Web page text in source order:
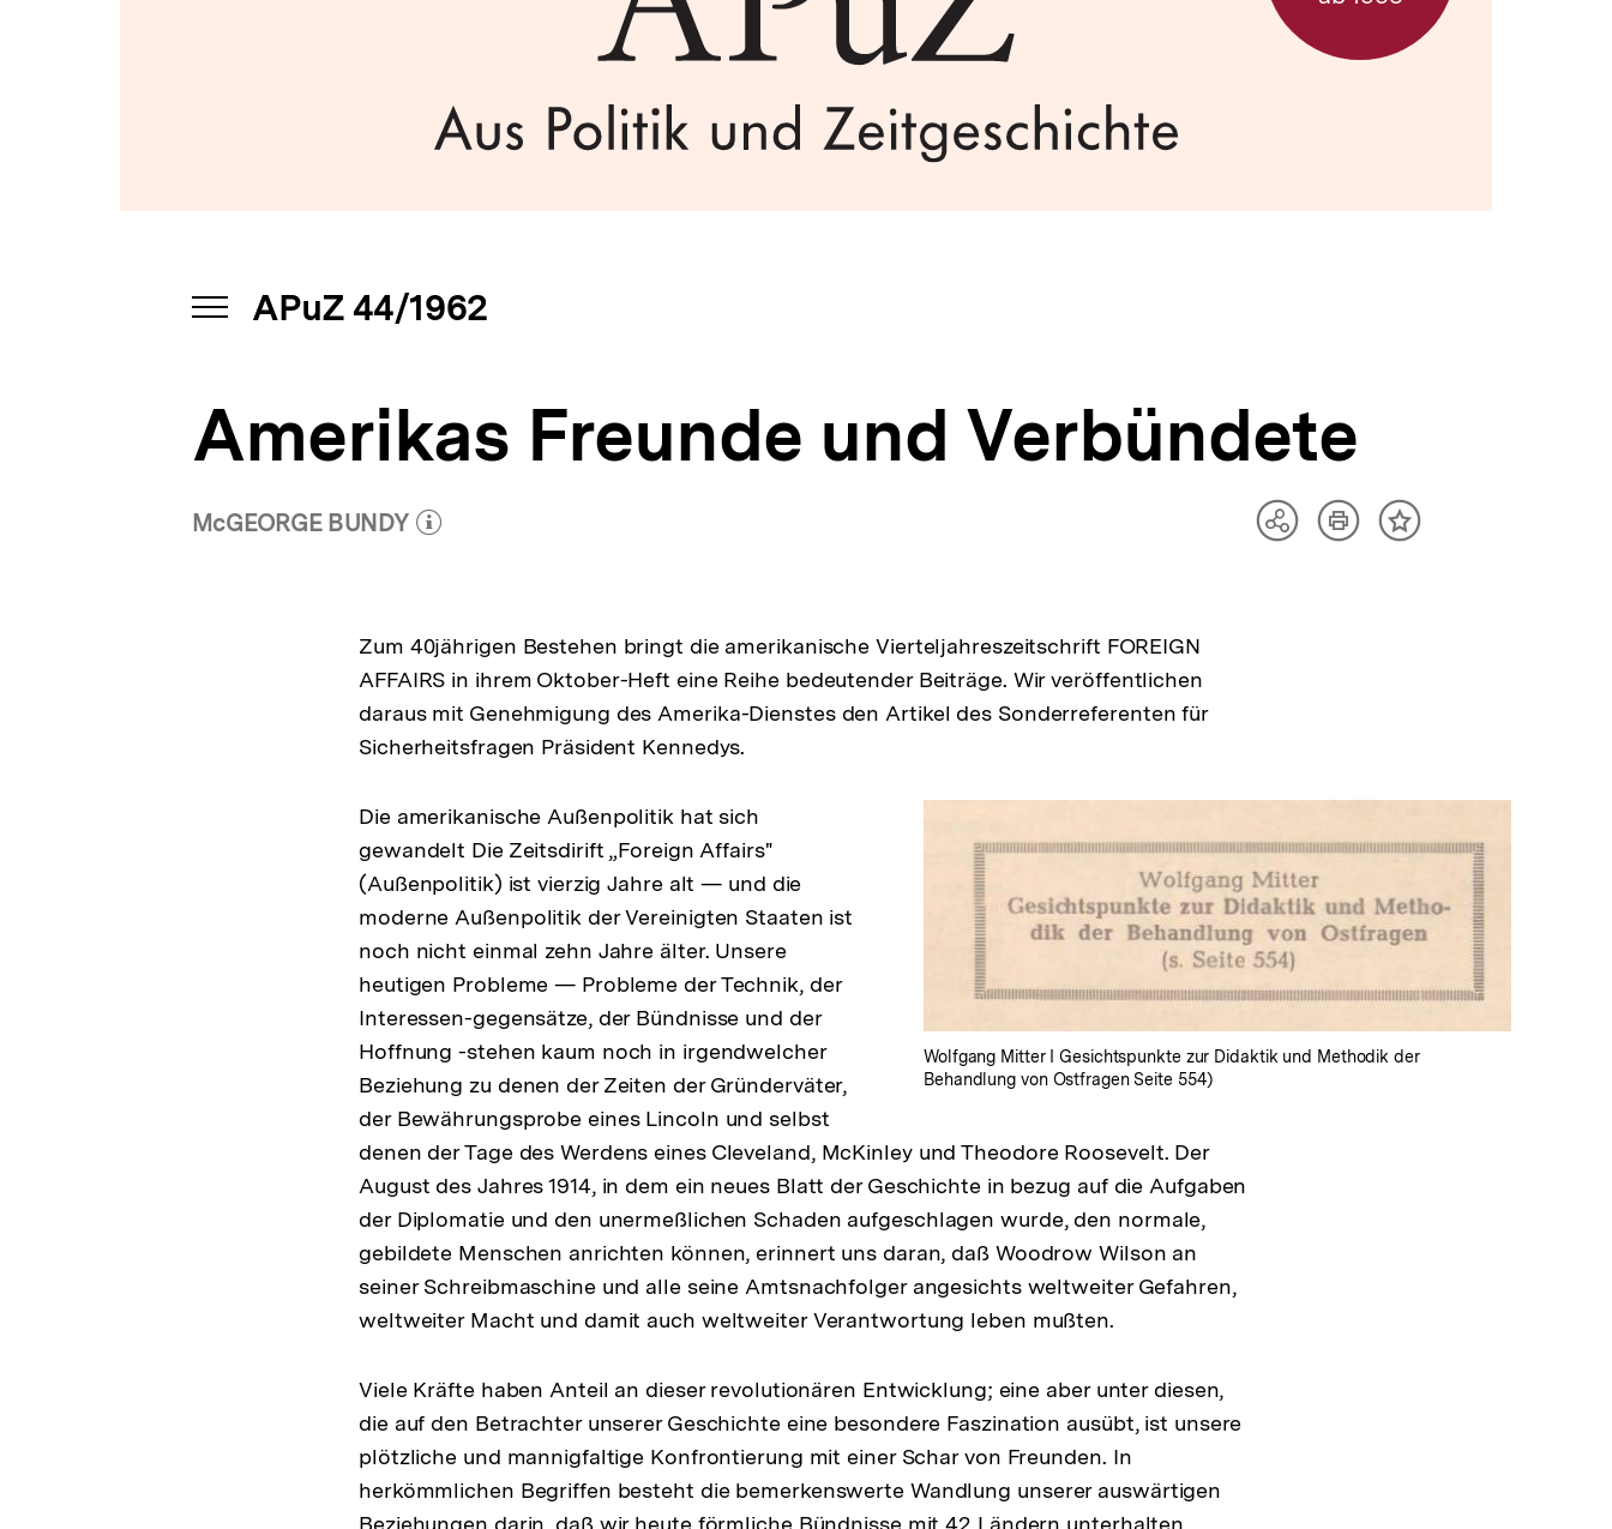
INHALTSNAVIGATION
APuZ 44/1962
Amerikas Freunde und Verbündete
McGEORGE BUNDY
(Mehr zum Autor)
TeilenArtikelInhalt
Zum 40jährigen Bestehen bringt die amerikanische Vierteljahreszeitschrift FOREIGN
AFFAIRS in ihrem Oktober-Heft eine Reihe bedeutender Beiträge. Wir veröffentlichen
daraus mit Genehmigung des Amerika-Dienstes den Artikel des Sonderreferenten für
Sicherheitsfragen Präsident Kennedys.
In
Lightbox
öffnen
Wolfgang Mitter I Gesichtspunkte zur Didaktik und Methodik der
Behandlung von Ostfragen Seite 554)
Die amerikanische Außenpolitik hat sich
gewandelt Die Zeitsdirift „Foreign Affairs"
(Außenpolitik) ist vierzig Jahre alt — und die
moderne Außenpolitik der Vereinigten Staaten ist
noch nicht einmal zehn Jahre älter. Unsere
heutigen Probleme — Probleme der Technik, der
Interessen-gegensätze, der Bündnisse und der
Hoffnung -stehen kaum noch in irgendwelcher
Beziehung zu denen der Zeiten der Gründerväter,
der Bewährungsprobe eines Lincoln und selbst
denen der Tage des Werdens eines Cleveland, McKinley und Theodore Roosevelt. Der
August des Jahres 1914, in dem ein neues Blatt der Geschichte in bezug auf die Aufgaben
der Diplomatie und den unermeßlichen Schaden aufgeschlagen wurde, den normale,
gebildete Menschen anrichten können, erinnert uns daran, daß Woodrow Wilson an
seiner Schreibmaschine und alle seine Amtsnachfolger angesichts weltweiter Gefahren,
weltweiter Macht und damit auch weltweiter Verantwortung leben mußten.
Viele Kräfte haben Anteil an dieser revolutionären Entwicklung; eine aber unter diesen,
die auf den Betrachter unserer Geschichte eine besondere Faszination ausübt, ist unsere
plötzliche und mannigfaltige Konfrontierung mit einer Schar von Freunden. In
herkömmlichen Begriffen besteht die bemerkenswerte Wandlung unserer auswärtigen